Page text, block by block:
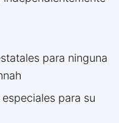
para ninguna
para su